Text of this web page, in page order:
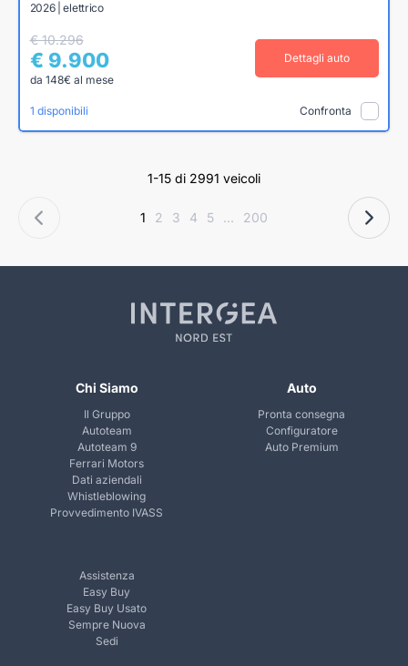
2026 | elettrico
€ 10.296
€ 9.900
da 148€ al mese
Dettagli auto
1 disponibili Confronta
1-15 di 2991 veicoli
1 2 3 4 5 ... 200
Chi Siamo
Il Gruppo
Autoteam
Autoteam 9
Ferrari Motors
Dati aziendali
Whistleblowing
Provvedimento IVASS
Auto
Pronta consegna
Configuratore
Auto Premium
Assistenza
Easy Buy
Easy Buy Usato
Sempre Nuova
Sedi